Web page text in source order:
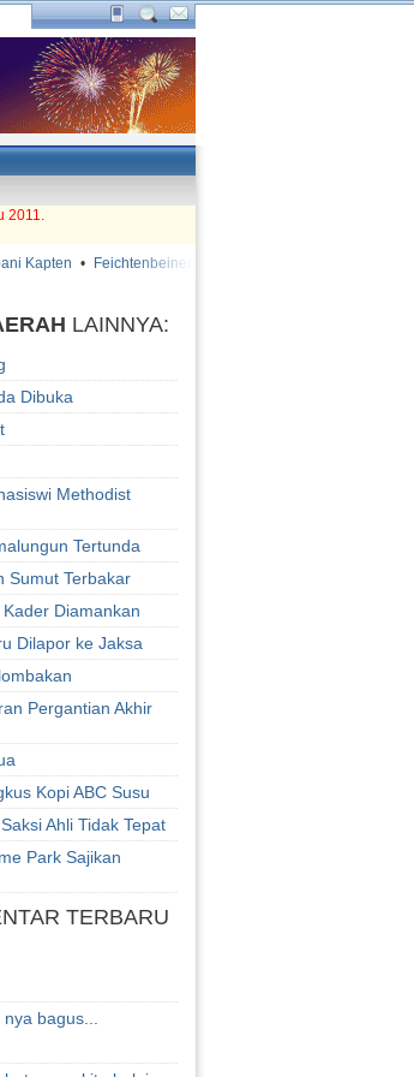
2011.
Kapten • Feichtenbeiner: Lapangan Harus Diperbaiki
LAINNYA:
Dibuka
Methodist
Tertunda
Sumut Terbakar
Diamankan
Dilapor ke Jaksa
Pergantian Akhir
Kopi ABC Susu
Ahli Tidak Tepat
Park Sajikan
TERBARU
bagus...